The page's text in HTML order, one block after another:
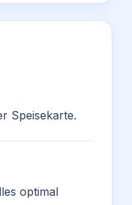
Speisekarte.
optimal